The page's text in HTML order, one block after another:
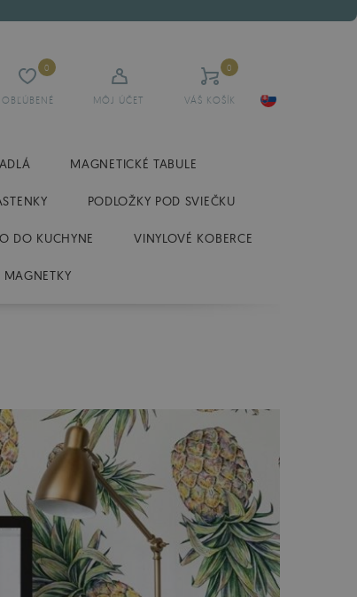
OBĽÚBENÉ
0
MÔJ ÚČET VÁŠ KOŠÍK
0
MAGNETICKÉ TABULE
PODLOŽKY POD SVIEČKU
DO KUCHYNE VINYLOVÉ KOBERCE